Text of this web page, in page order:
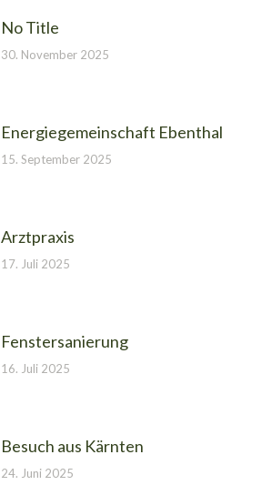
No Title
30. November 2025
Energiegemeinschaft Ebenthal
15. September 2025
Arztpraxis
17. Juli 2025
Fenstersanierung
16. Juli 2025
Besuch aus Kärnten
24. Juni 2025